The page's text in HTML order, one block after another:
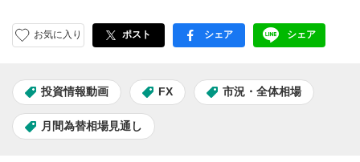
お気に入り ポスト facebook
シェア LINE
シェア
投資情報動画 FX 市況・全体相場
月間為替相場見通し